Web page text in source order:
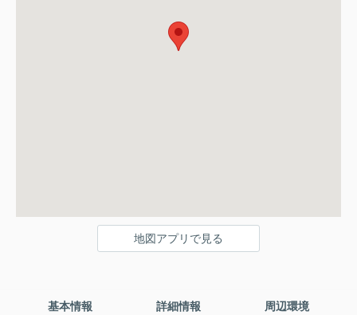
地図アプリで見る
基本情報 詳細情報 周辺環境